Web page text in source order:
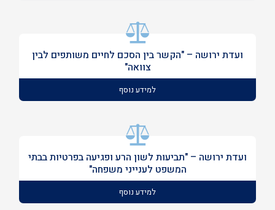
ועדת ירושה – "הקשר בין הסכם לחיים משותפים לבין
צוואה"
למידע נוסף
ועדת ירושה – "תביעות לשון הרע ופגיעה בפרטיות בבתי
המשפט לענייני משפחה"
למידע נוסף